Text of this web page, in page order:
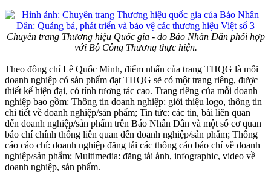
Chuyên trang Thương hiệu Quốc gia - do Báo Nhân Dân phối hợp
với Bộ Công Thương thực hiện.
Theo đồng chí Lê Quốc Minh, điểm nhấn của trang THQG là mỗi
doanh nghiệp có sản phẩm đạt THQG sẽ có một trang riêng, được
thiết kế hiện đại, có tính tương tác cao. Trang riêng của mỗi doanh
nghiệp bao gồm: Thông tin doanh nghiệp: giới thiệu logo, thông tin
chi tiết về doanh nghiệp/sản phẩm; Tin tức: các tin, bài liên quan
đến doanh nghiệp/sản phẩm trên Báo Nhân Dân và một số cơ quan
báo chí chính thống liên quan đến doanh nghiệp/sản phẩm; Thông
cáo cáo chí: doanh nghiệp đăng tải các thông cáo báo chí về doanh
nghiệp/sản phẩm; Multimedia: đăng tải ảnh, infographic, video về
doanh nghiệp, sản phẩm.